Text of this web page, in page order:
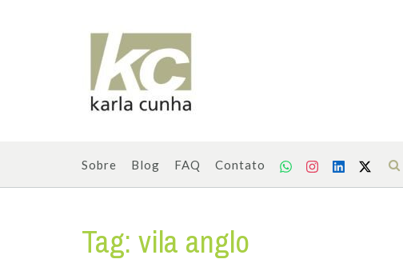
Sobre Blog FAQ Contato
Tag: vila anglo